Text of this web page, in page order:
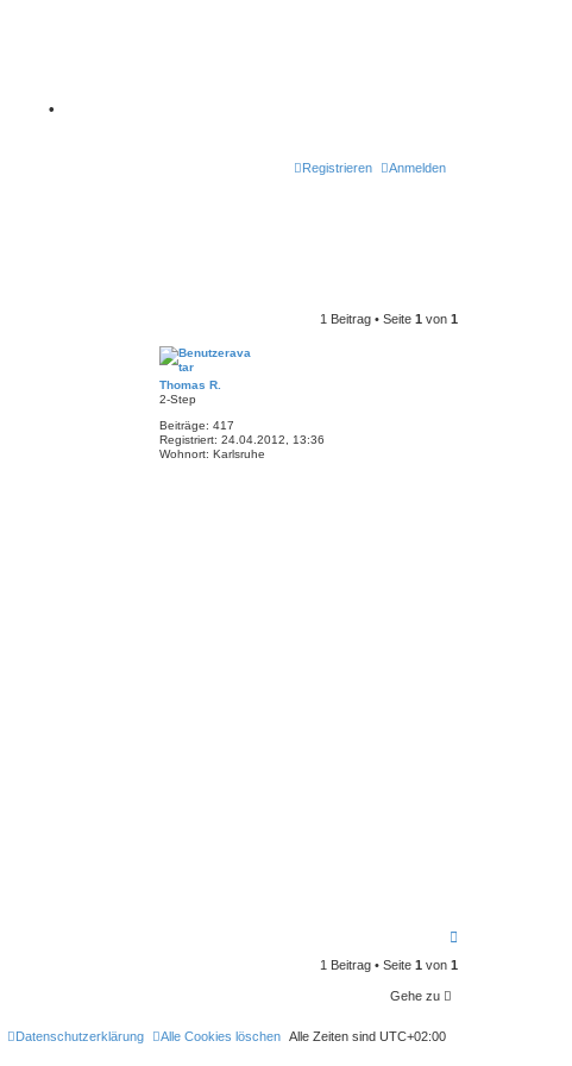
•
Anmelden
Registrieren
1 Beitrag • Seite 1 von 1
Thomas R.
2-Step
Beiträge: 417
Registriert: 24.04.2012, 13:36
Wohnort: Karlsruhe
c
1 Beitrag • Seite 1 von 1
Gehe zu
Alle Zeiten sind UTC+02:00
Alle Cookies löschen
Datenschutzerklärung